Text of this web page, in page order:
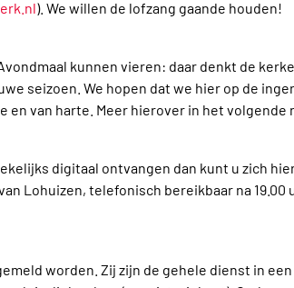
). We willen de lofzang gaande houden!
kunnen vieren: daar denkt de
seizoen. We hopen dat we hier op de
en van harte. Meer hierover in het volgende
digitaal ontvangen dan kunt u zich
Lohuizen, telefonisch bereikbaar na 19.00
worden. Zij zijn de gehele dienst in